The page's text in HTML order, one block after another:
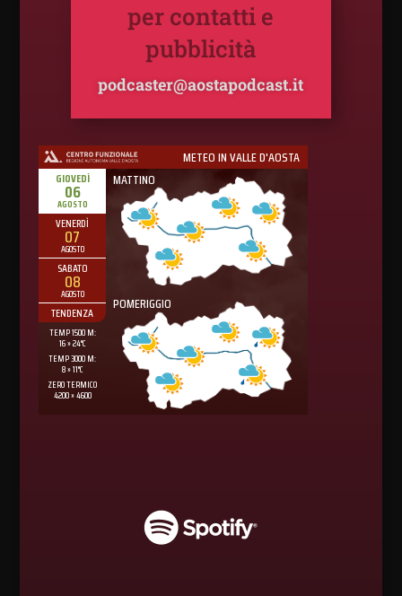
per contatti e
pubblicità
podcaster@aostapodcast.it